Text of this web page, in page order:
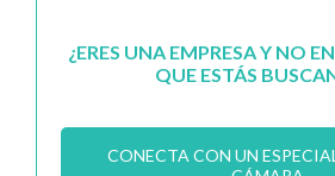
¿ERES UNA EMPRESA Y NO
QUE ESTÁS
CONECTA CON UN